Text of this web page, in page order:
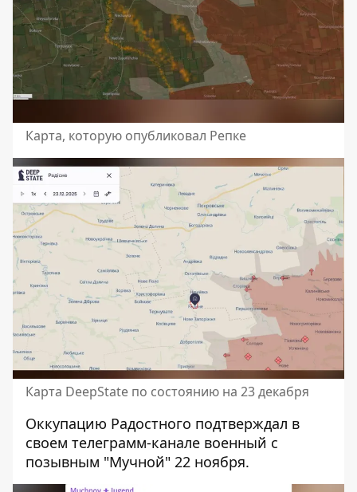
Карта, которую опубликовал Репке
Карта DeepState по состоянию на 23 декабря
Оккупацию Радостного подтверждал в
своем телеграмм-канале военный с
позывным "Мучной" 22 ноября.